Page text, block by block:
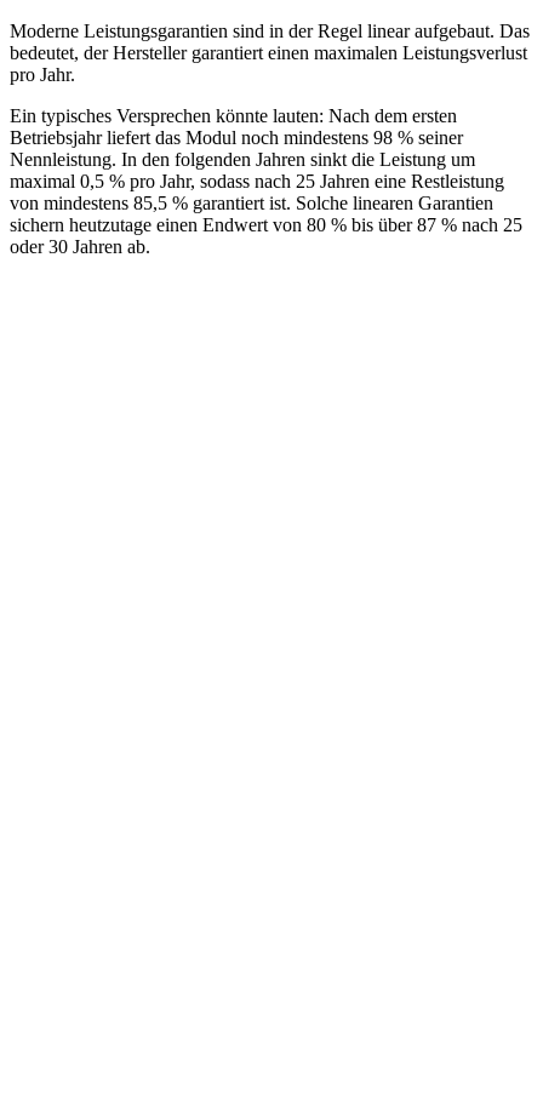
Moderne Leistungsgarantien sind in der Regel linear aufgebaut. Das
bedeutet, der Hersteller garantiert einen maximalen Leistungsverlust
pro Jahr.
Ein typisches Versprechen könnte lauten: Nach dem ersten
Betriebsjahr liefert das Modul noch mindestens 98 % seiner
Nennleistung. In den folgenden Jahren sinkt die Leistung um
maximal 0,5 % pro Jahr, sodass nach 25 Jahren eine Restleistung
von mindestens 85,5 % garantiert ist. Solche linearen Garantien
sichern heutzutage einen Endwert von 80 % bis über 87 % nach 25
oder 30 Jahren ab.